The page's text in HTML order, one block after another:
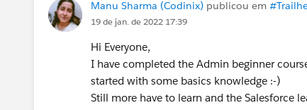
Manu Sharma (Codinix) publicou em
19 de jan. de 2022 17:39
Hi Everyone,
I have completed the Admin beginner
started with some basics knowledge :-)
Still more have to learn and the Salesforce